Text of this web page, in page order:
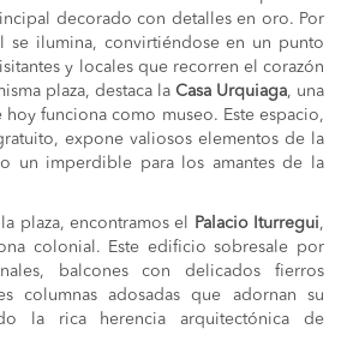
decorado con detalles en oro. Por
se ilumina, convirtiéndose en un punto
y locales que recorren el corazón
plaza, destaca la Casa Urquiaga, una
hoy funciona como museo. Este espacio,
expone valiosos elementos de la
un imperdible para los amantes de la
plaza, encontramos el Palacio Iturregui,
colonial. Este edificio sobresale por
balcones con delicados fierros
columnas adosadas que adornan su
la rica herencia arquitectónica de